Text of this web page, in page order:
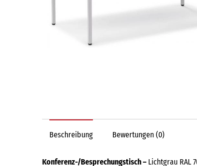
Beschreibung Bewertungen (0)
Konferenz-/Besprechungstisch – Lichtgrau RAL